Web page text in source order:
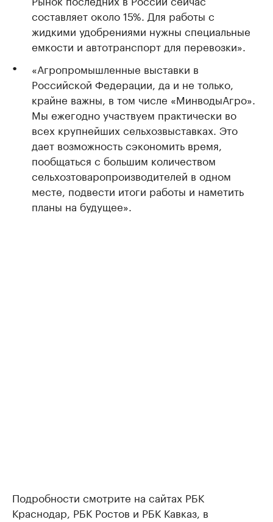
составляет около 15%. Для работы с
жидкими удобрениями нужны специальные
емкости и автотранспорт для перевозки».
«Агропромышленные выставки в
Российской Федерации, да и не только,
крайне важны, в том числе «МинводыАгро».
Мы ежегодно участвуем практически во
всех крупнейших сельхозвыставках. Это
дает возможность сэкономить время,
пообщаться с большим количеством
сельхозтоваропроизводителей в одном
месте, подвести итоги работы и наметить
планы на будущее».
Подробности смотрите на сайтах РБК
Краснодар, РБК Ростов и РБК Кавказ, в